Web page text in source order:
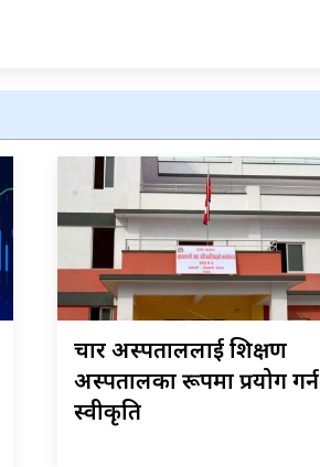
चार अस्पताललाई शिक्षण
अस्पतालका रूपमा प्रयोग गर्न
स्वीकृति